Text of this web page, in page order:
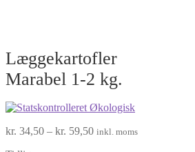
Læggekartofler
Marabel 1-2 kg.
kr. 34,50 – kr. 59,50Prisinterval:
inkl. moms